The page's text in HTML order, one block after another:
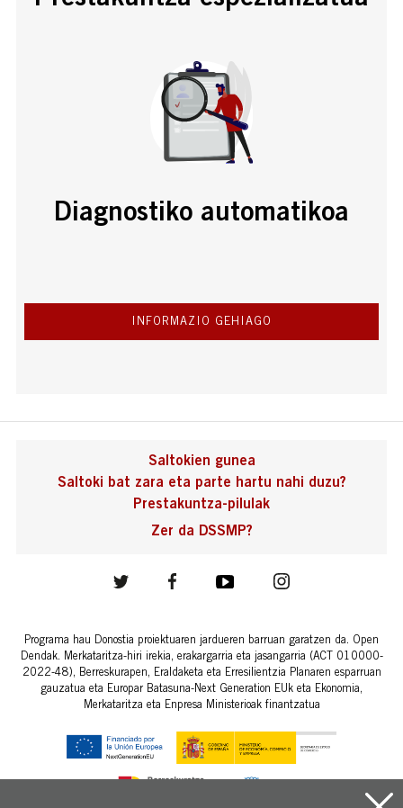
Diagnostiko automatikoa
INFORMAZIO GEHIAGO
Zer da DSSMP?
Saltokien gunea
Saltoki bat zara eta parte hartu nahi duzu?
Prestakuntza-pilulak
Programa hau Donostia proiektuaren jardueren barruan garatzen da. Open
Dendak. Merkataritza-hiri irekia, erakargarria eta jasangarria (ACT 010000-
2022-48), Berreskurapen, Eraldaketa eta Erresilientzia Planaren esparruan
gauzatua eta Europar Batasuna-Next Generation EUk eta Ekonomia,
Merkataritza eta Enpresa Ministerioak finantzatua